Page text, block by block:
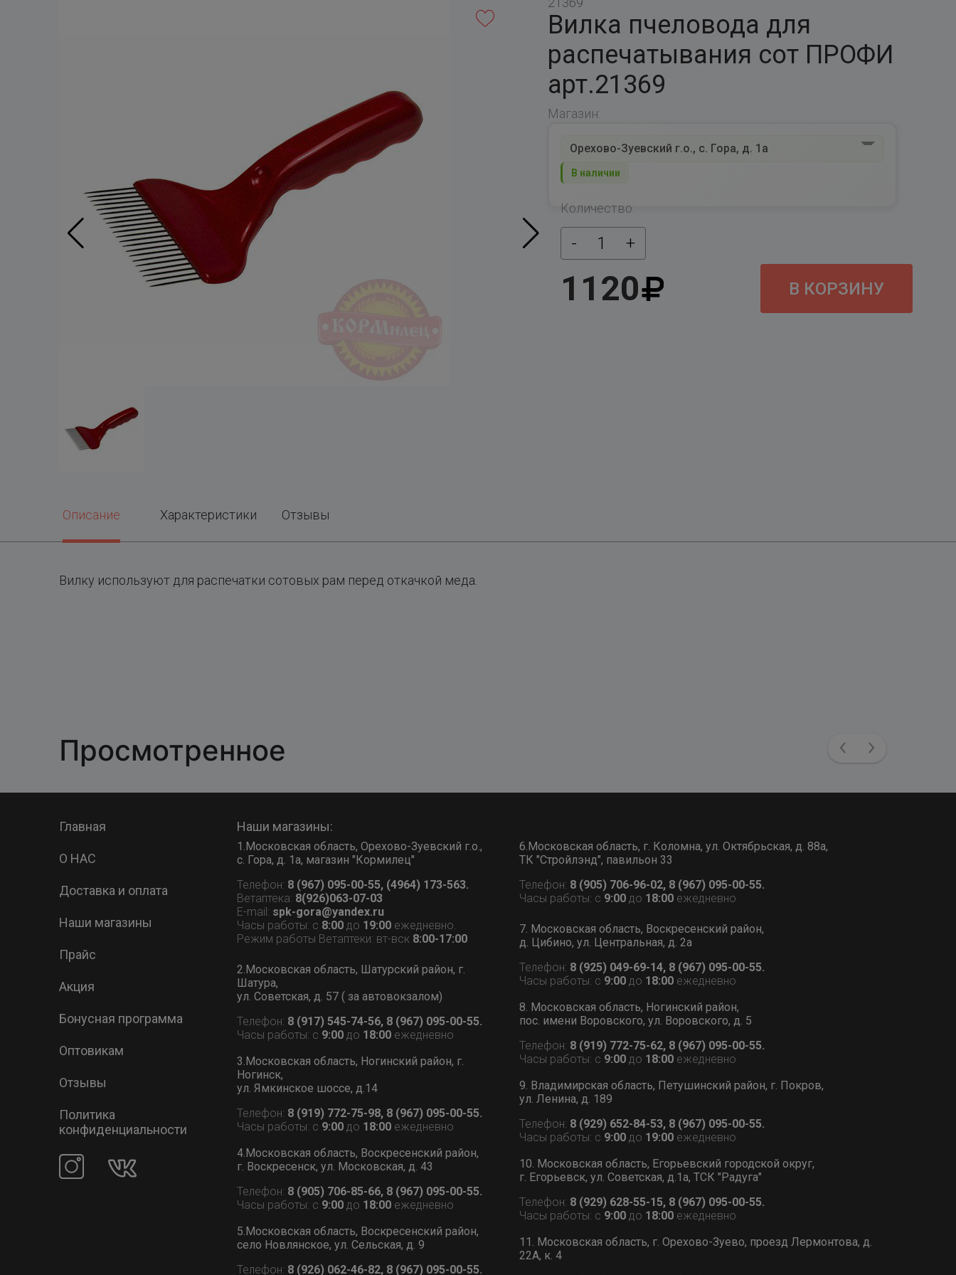
Вилка пчеловода для
распечатывания сот ПРОФИ
арт.21369
Магазин:
Орехово-Зуевский г.о., с. Гора, д. 1а
В наличии
Количество:
- 1 +
1120 В КОРЗИНУ
Описание Характеристики Отзывы
Вилку используют для распечатки сотовых рам перед откачкой меда.
Просмотренное PreviousNext
Главная
О НАС
Доставка и оплата
Наши магазины
Прайс
Акция
Бонусная программа
Оптовикам
Отзывы
Политика
конфиденциальности
Наши магазины:
1.Московская область, Орехово-Зуевский г.о.,
с. Гора, д. 1а, магазин "Кормилец"
Телефон: 8 (967) 095-00-55, (4964) 173-563.
Ветаптека: 8(926)063-07-03
E-mail: spk-gora@yandex.ru
Часы работы: с 8:00до 19:00ежедневно.
Режим работы Ветаптеки: вт-вск 8:00-17:00
2.Московская область, Шатурский район, г.
Шатура,
ул. Советская, д. 57 ( за автовокзалом)
Телефон: 8 (917) 545-74-56, 8 (967) 095-00-55.
Часы работы: с 9:00до 18:00ежедневно
3.Московская область, Ногинский район, г.
Ногинск,
ул. Ямкинское шоссе, д.14
Телефон: 8 (919) 772-75-98, 8 (967) 095-00-55.
Часы работы: с 9:00до 18:00ежедневно
4.Московская область, Воскресенский район,
г. Воскресенск, ул. Московская, д. 43
Телефон: 8 (905) 706-85-66, 8 (967) 095-00-55.
Часы работы: с 9:00до 18:00ежедневно
5.Московская область, Воскресенский район,
село Новлянское, ул. Сельская, д. 9
Телефон: 8 (926) 062-46-82, 8 (967) 095-00-55.
6.Московская область, г. Коломна, ул. Октябрьская, д. 88а,
ТК "Стройлэнд", павильон 33
Телефон: 8 (905) 706-96-02, 8 (967) 095-00-55.
Часы работы: с 9:00 до 18:00 ежедневно
7. Московская область, Воскресенский район,
д. Цибино, ул. Центральная, д. 2а
Телефон: 8 (925) 049-69-14, 8 (967) 095-00-55.
Часы работы: с 9:00 до 18:00 ежедневно
8. Московская область, Ногинский район,
пос. имени Воровского, ул. Воровского, д. 5
Телефон: 8 (919) 772-75-62, 8 (967) 095-00-55.
Часы работы: с 9:00 до 18:00 ежедневно
9. Владимирская область, Петушинский район, г. Покров,
ул. Ленина, д. 189
Телефон: 8 (929) 652-84-53, 8 (967) 095-00-55.
Часы работы: с 9:00 до 19:00 ежедневно
10. Московская область, Егорьевский городской округ,
г. Егорьевск, ул. Советская, д.1а, ТСК "Радуга"
Телефон: 8 (929) 628-55-15, 8 (967) 095-00-55.
Часы работы: с 9:00 до 18:00 ежедневно
11. Московская область, г. Орехово-Зуево, проезд Лермонтова, д.
22А, к. 4